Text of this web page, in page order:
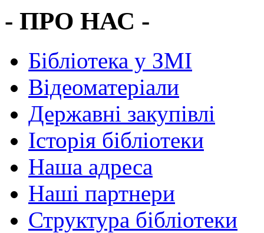
- ПРО НАС -
Бібліотека у ЗМІ
Відеоматеріали
Державні закупівлі
Історія бібліотеки
Наша адреса
Наші партнери
Структура бібліотеки